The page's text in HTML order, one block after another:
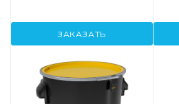
ЗАКАЗАТЬ